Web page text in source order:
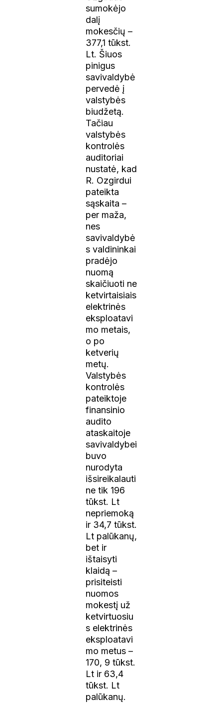
sumokėjo
dalį
mokesčių –
377,1 tūkst.
Lt. Šiuos
pinigus
savivaldybė
pervedė į
valstybės
biudžetą.
Tačiau
valstybės
kontrolės
auditoriai
nustatė, kad
R. Ozgirdui
pateikta
sąskaita –
per maža,
nes
savivaldybė
s valdininkai
pradėjo
nuomą
skaičiuoti ne
ketvirtaisiais
elektrinės
eksploatavi
mo metais,
o po
ketverių
metų.
Valstybės
kontrolės
pateiktoje
finansinio
audito
ataskaitoje
savivaldybei
buvo
nurodyta
išsireikalauti
ne tik 196
tūkst. Lt
nepriemoką
ir 34,7 tūkst.
Lt palūkanų,
bet ir
ištaisyti
klaidą –
prisiteisti
nuomos
mokestį už
ketvirtuosiu
s elektrinės
eksploatavi
mo metus –
170, 9 tūkst.
Lt ir 63,4
tūkst. Lt
palūkanų.